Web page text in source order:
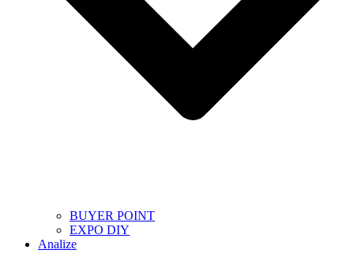
BUYER POINT
EXPO DIY
Analize